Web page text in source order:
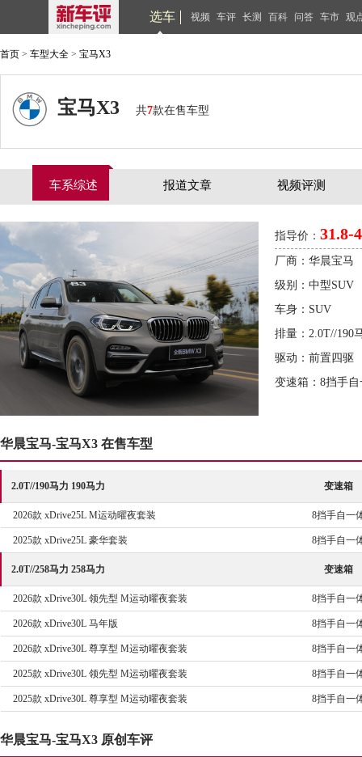
选车 视频 车评 长测 百科 问答 车市 观
首页 > 车型大全 > 宝马X3
宝马X3 共7款在售车型
车系综述 报道文章 视频评测
指导价： 31.8-
厂商：华晨宝马
级别：中型SUV
车身：SUV
排量：2.0T//190
驱动：前置四驱
变速箱：8挡手自
华晨宝马-宝马X3 在售车型
2.0T//190马力 190马力 变速箱
2026款 xDrive25L M运动曜夜套装 8挡手自一
2025款 xDrive25L 豪华套装 8挡手自一
2.0T//258马力 258马力 变速箱
2026款 xDrive30L 领先型 M运动曜夜套装 8挡手自一
2026款 xDrive30L 马年版 8挡手自一
2026款 xDrive30L 尊享型 M运动曜夜套装 8挡手自一
2025款 xDrive30L 领先型 M运动曜夜套装 8挡手自一
2025款 xDrive30L 尊享型 M运动曜夜套装 8挡手自一
华晨宝马-宝马X3 原创车评